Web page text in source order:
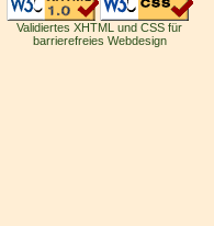
Validiertes XHTML und CSS für
barrierefreies Webdesign